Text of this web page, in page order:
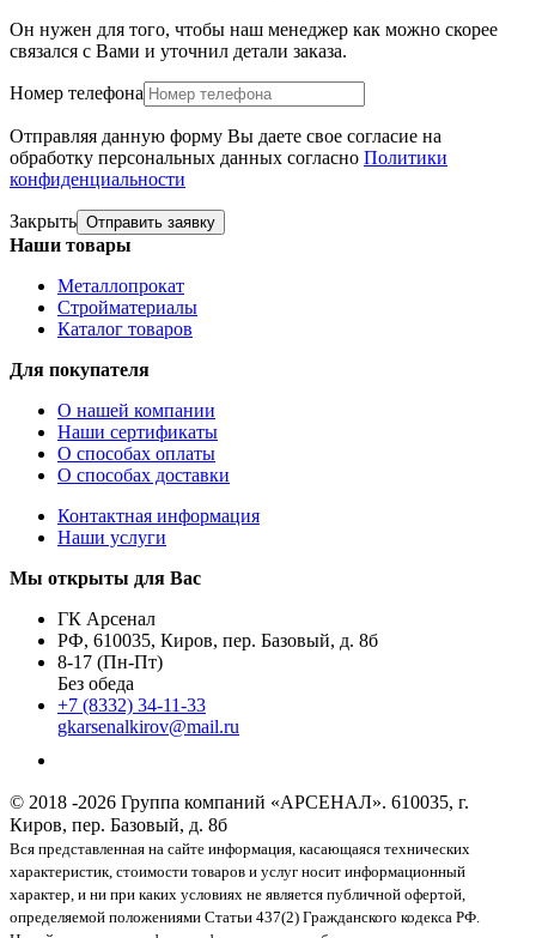
Он нужен для того, чтобы наш менеджер как можно скорее
связался с Вами и уточнил детали заказа.
Номер телефона
Отправляя данную форму Вы даете свое согласие на
обработку персональных данных согласно Политики
конфиденциальности
Закрыть Отправить заявку
Наши товары
Металлопрокат
Стройматериалы
Каталог товаров
Для покупателя
О нашей компании
Наши сертификаты
О способах оплаты
О способах доставки
Контактная информация
Наши услуги
Мы открыты для Вас
ГК Арсенал
РФ, 610035, Киров, пер. Базовый, д. 8б
8-17 (Пн-Пт)
Без обеда
+7 (8332) 34-11-33
gkarsenalkirov@mail.ru
© 2018 -2026 Группа компаний «АРСЕНАЛ». 610035, г.
Киров, пер. Базовый, д. 8б
Вся представленная на сайте информация, касающаяся технических
характеристик, стоимости товаров и услуг носит информационный
характер, и ни при каких условиях не является публичной офертой,
определяемой положениями Статьи 437(2) Гражданского кодекса РФ.